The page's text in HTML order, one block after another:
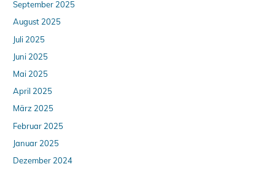
September 2025
August 2025
Juli 2025
Juni 2025
Mai 2025
April 2025
März 2025
Februar 2025
Januar 2025
Dezember 2024